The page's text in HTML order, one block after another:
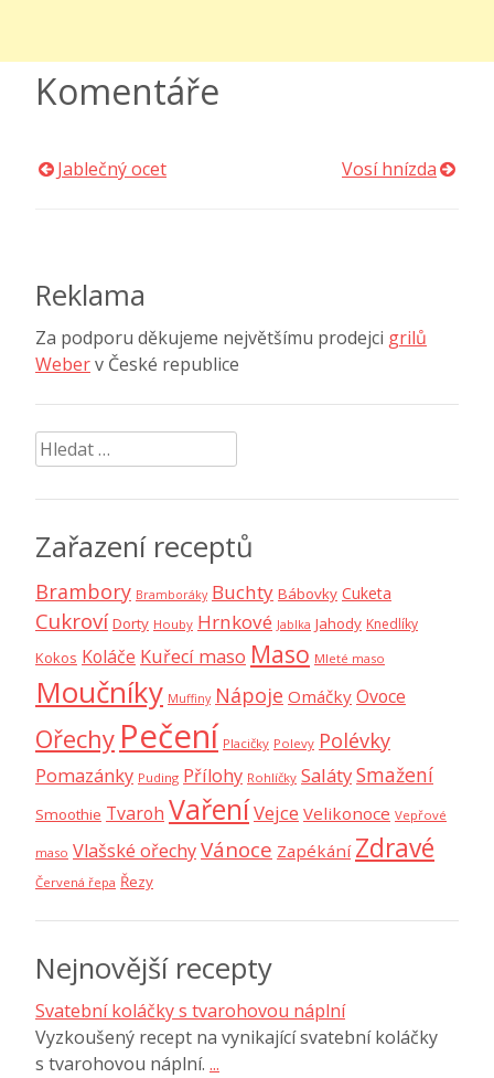
Komentáře
Navigace
příspěvek
Jablečný ocet Vosí hnízda
Reklama
Za podporu děkujeme největšímu prodejci grilů
Weberv České republice
Vyhledávání
Zařazení receptů
Brambory Bramboráky Buchty Bábovky Cuketa
Cukroví Dorty Houby Hrnkové Jablka Jahody Knedlíky
Kokos Koláče Kuřecí maso Maso Mleté maso
Moučníky Muffiny Nápoje Omáčky Ovoce
Ořechy Pečení Placičky Polevy Polévky
Pomazánky Puding Přílohy Rohlíčky SalátySmažení
Smoothie Tvaroh VařeníVejce Velikonoce Vepřové
maso Vlašské ořechyVánoce Zapékání Zdravé
Červená řepa Řezy
Nejnovější recepty
Svatební koláčky s tvarohovou náplní
Vyzkoušený recept na vynikající svatební koláčky
s tvarohovou náplní. ...